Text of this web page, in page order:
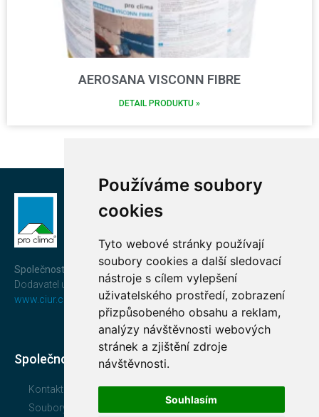
Používáme soubory
cookies
Tyto webové stránky používají
soubory cookies a další sledovací
nástroje s cílem vylepšení
uživatelského prostředí, zobrazení
přizpůsobeného obsahu a reklam,
analýzy návštěvnosti webových
stránek a zjištění zdroje
návštěvnosti.
Souhlasím
AEROSANA VISCONN FIBRE
DETAIL PRODUKTU »
Společnost CIUR a.s.
Dodavatel uceleného a prověřeného systémupro clima®
www.ciur.cz
Společnost
Kontakt
Soubory ke stažení